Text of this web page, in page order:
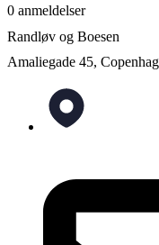
0 anmeldelser
Randløv og Boesen
Amaliegade 45,